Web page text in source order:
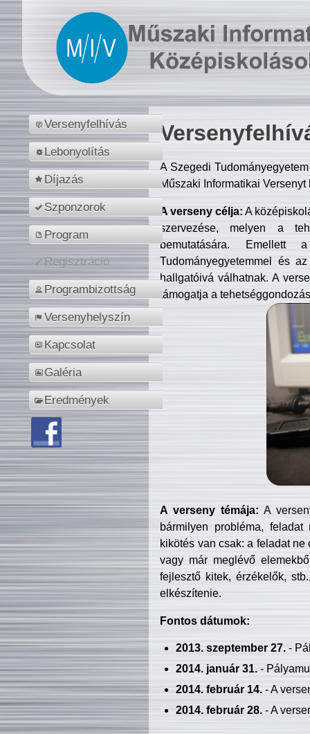
Versenyfelhívás
Lebonyolítás
Díjazás
Szponzorok
Program
Regisztráció
Programbizottság
Versenyhelyszín
Kapcsolat
Galéria
Eredmények
A Szegedi
Műszaki Informatikai
A verseny célja: A
szervezése, melyen a
bemutatására. Emellett
Tudományegyetemmel és
hallgatóivá válhatnak. A
támogatja a
A verseny témája: A
bármilyen probléma, feladat
kikötés van csak: a feladat
vagy már meglévő
fejlesztő kitek, érzékelők,
elkészítenie.
Fontos dátumok:
2013. szeptember 27.-
2014. január 31.-
2014. február 14.- A
2014. február 28.- A